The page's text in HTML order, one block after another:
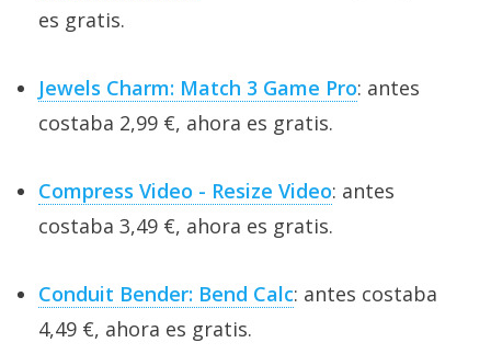
es gratis.
Jewels Charm: Match 3 Game Pro: antes
costaba 2,99 €, ahora es gratis.
Compress Video - Resize Video: antes
costaba 3,49 €, ahora es gratis.
Conduit Bender: Bend Calc: antes costaba
4,49 €, ahora es gratis.